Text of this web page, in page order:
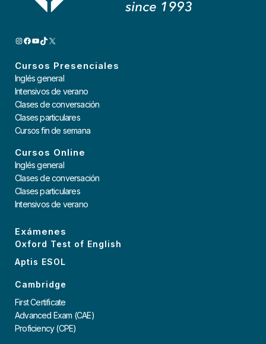
INSTAGRAM
FACEBOOK
YOUTUBE
TIKTOK
X
Cursos Presenciales
Inglés general
Intensivos de verano
Clases de conversación
Clases particulares
Cursos fin de semana
Cursos Online
Inglés general
Clases de conversación
Clases particulares
Intensivos de verano
Exámenes
Oxford Test of English
Aptis ESOL
Cambridge
First Certificate
Advanced Exam (CAE)
Proficiency (CPE)